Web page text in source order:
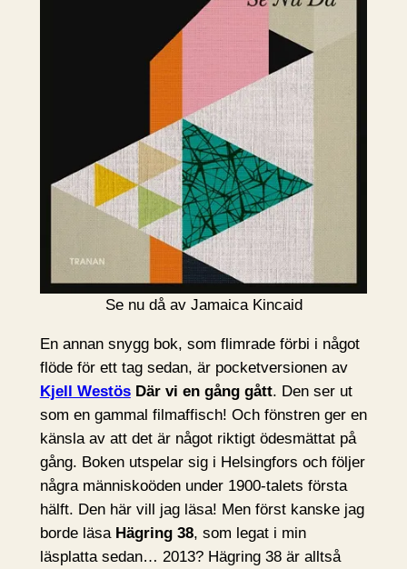
Se nu då av Jamaica Kincaid
En annan snygg bok, som flimrade förbi i något
flöde för ett tag sedan, är pocketversionen av
Kjell WestösDär vi en gång gått. Den ser ut
som en gammal filmaffisch! Och fönstren ger en
känsla av att det är något riktigt ödesmättat på
gång. Boken utspelar sig i Helsingfors och följer
några människoöden under 1900-talets första
hälft. Den här vill jag läsa! Men först kanske jag
borde läsa Hägring 38, som legat i min
läsplatta sedan… 2013? Hägring 38 är alltså